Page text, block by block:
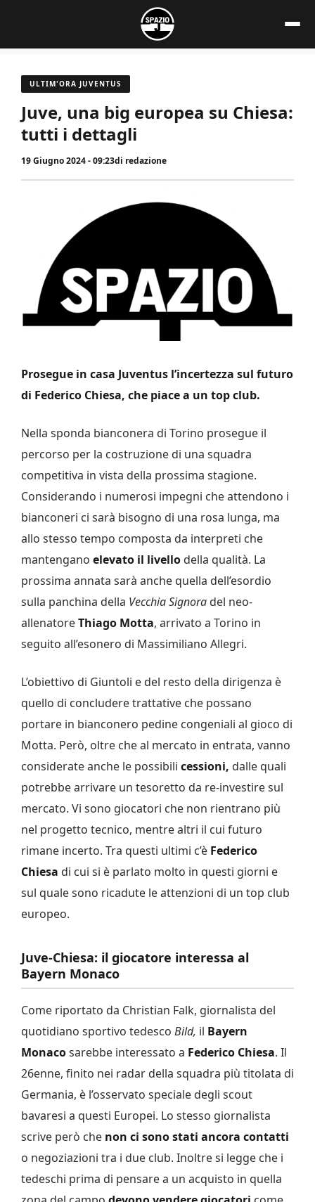
contenuto
ULTIM'ORA JUVENTUS
Juve, una big europea su Chiesa:
tutti i dettagli
19 Giugno 2024 - 09:23di redazione
Prosegue in casa Juventus l’incertezza sul futuro
di Federico Chiesa, che piace a un top club.
Nella sponda bianconera di Torino prosegue il
percorso per la costruzione di una squadra
competitiva in vista della prossima stagione.
Considerando i numerosi impegni che attendono i
bianconeri ci sarà bisogno di una rosa lunga, ma
allo stesso tempo composta da interpreti che
mantengano elevato il livello della qualità. La
prossima annata sarà anche quella dell’esordio
sulla panchina della Vecchia Signora del neo-
allenatoreThiago Motta, arrivato a Torino in
seguito all’esonero di Massimiliano Allegri.
L’obiettivo di Giuntoli e del resto della dirigenza è
quello di concludere trattative che possano
portare in bianconero pedine congeniali al gioco di
Motta. Però, oltre che al mercato in entrata, vanno
considerate anche le possibili cessioni, dalle quali
potrebbe arrivare un tesoretto da re-investire sul
mercato. Vi sono giocatori che non rientrano più
nel progetto tecnico, mentre altri il cui futuro
rimane incerto. Tra questi ultimi c’è Federico
Chiesa di cui si è parlato molto in questi giorni e
sul quale sono ricadute le attenzioni di un top club
europeo.
Juve-Chiesa: il giocatore interessa al
Bayern Monaco
Come riportato da Christian Falk, giornalista del
quotidiano sportivo tedesco Bild, il Bayern
Monacosarebbe interessato a Federico Chiesa. Il
26enne, finito nei radar della squadra più titolata di
Germania, è l’osservato speciale degli scout
bavaresi a questi Europei. Lo stesso giornalista
scrive però che non ci sono stati ancora contatti
o negoziazioni tra i due club. Inoltre si legge che i
tedeschi prima di pensare a un acquisto in quella